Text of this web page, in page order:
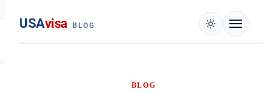
USAvisa BLOG
BLOG